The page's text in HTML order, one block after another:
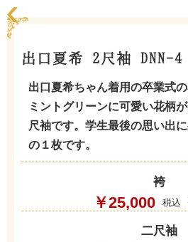
出口夏希 2尺袖 DNN-4
出口夏希ちゃん着用の卒業式
ミントグリーンに可愛い花柄
尺袖です。学生最後の思い出
の１枚です。
袴
￥25,000
二尺袖